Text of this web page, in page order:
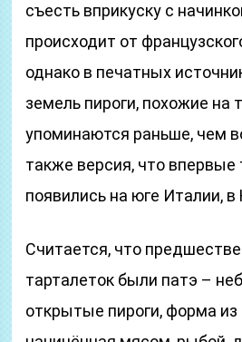
съесть вприкуску с
происходит от
однако в печатных
земель пироги, похожие на
упоминаются раньше, чем
также версия, что впервые
появились на юге Италии, в
Считается, что
тарталеток были патэ –
открытые пироги, форма из